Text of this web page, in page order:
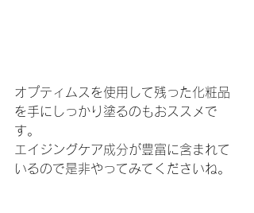
オプティムスを使用して残った化粧品
を手にしっかり塗るのもおススメで
す。
エイジングケア成分が豊富に含まれて
いるので是非やってみてくださいね。